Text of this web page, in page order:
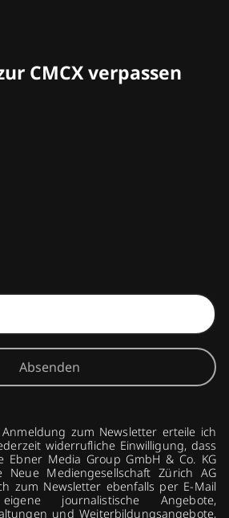
CMCX verpassen
Absenden
zum Newsletter erteile ich
widerrufliche Einwilligung, dass
Ebner Media Group GmbH & Co. KG
Neue Mediengesellschaft Zürich AG
zum Newsletter ebenfalls per E-Mail
journalistische Angebote,
und Weiterbildungsangebote,